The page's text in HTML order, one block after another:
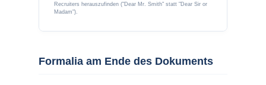
Recruiters herauszufinden ("Dear Mr. Smith" statt "Dear Sir or
Madam").
Formalia am Ende des Dokuments